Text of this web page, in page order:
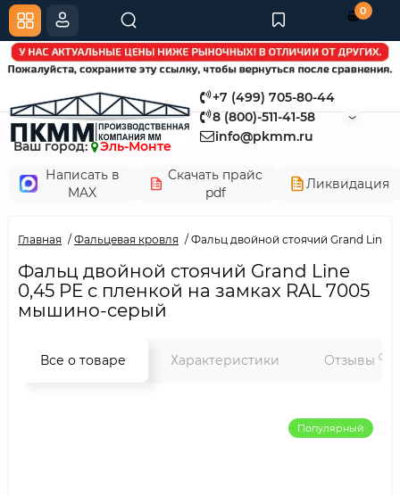
+7 (499) 705-80-44
8 (800)-511-41-58
info@pkmm.ru
Ваш город:
Эль-Монте
Написать в
MAX
Скачать прайс
pdf
Ликвидация
0
Главная Фальцевая кровля Фальц двойной стоячий Grand Line
Фальц двойной стоячий Grand Line
0,45 PE с пленкой на замках RAL 7005
мышино-серый
Все о товаре Характеристики Отзывы 0
Популярный